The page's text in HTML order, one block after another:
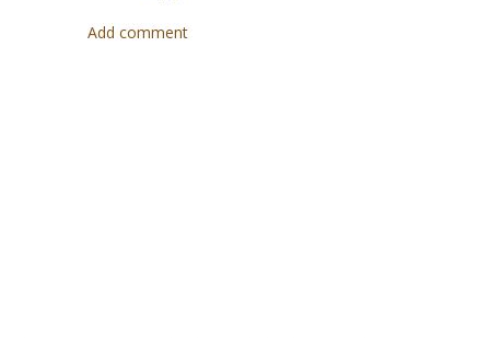
Add comment